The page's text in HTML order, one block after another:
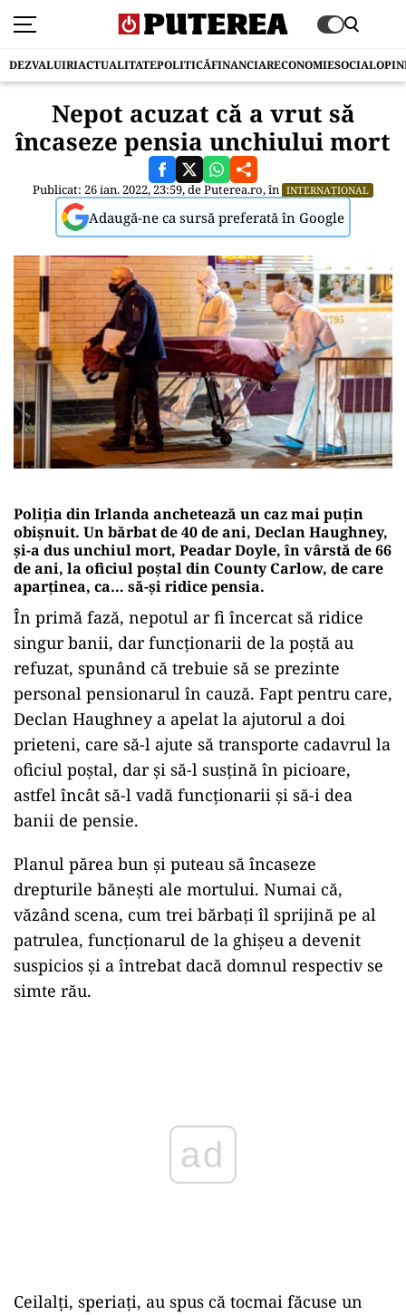
DEZVALUIRIACTUALITATEPOLITICĂFINANCIARECONOMIESOCIAL
Nepot acuzat că a vrut să
încaseze pensia unchiului mort
Publicat: 26 ian. 2022, 23:59, dePuterea.ro, în INTERNAȚIONAL
Adaugă-ne ca sursă preferată în Google
Poliția din Irlanda anchetează un caz mai puțin
obișnuit. Un bărbat de 40 de ani, Declan Haughney,
și-a dus unchiul mort, Peadar Doyle, în vârstă de 66
de ani, la oficiul poștal din County Carlow, de care
aparținea, ca… să-și ridice pensia.
În primă fază, nepotul ar fi încercat să ridice
singur banii, dar funcționarii de la poștă au
refuzat, spunând că trebuie să se prezinte
personal pensionarul în cauză. Fapt pentru care,
Declan Haughney a apelat la ajutorul a doi
prieteni, care să-l ajute să transporte cadavrul la
oficiul poștal, dar și să-l susțină în picioare,
astfel încât să-l vadă funcționarii și să-i dea
banii de pensie.
Planul părea bun și puteau să încaseze
drepturile bănești ale mortului. Numai că,
văzând scena, cum trei bărbați îl sprijină pe al
patrulea, funcționarul de la ghișeu a devenit
suspicios și a întrebat dacă domnul respectiv se
simte rău.
Ceilalți, speriați, au spus că tocmai făcuse un